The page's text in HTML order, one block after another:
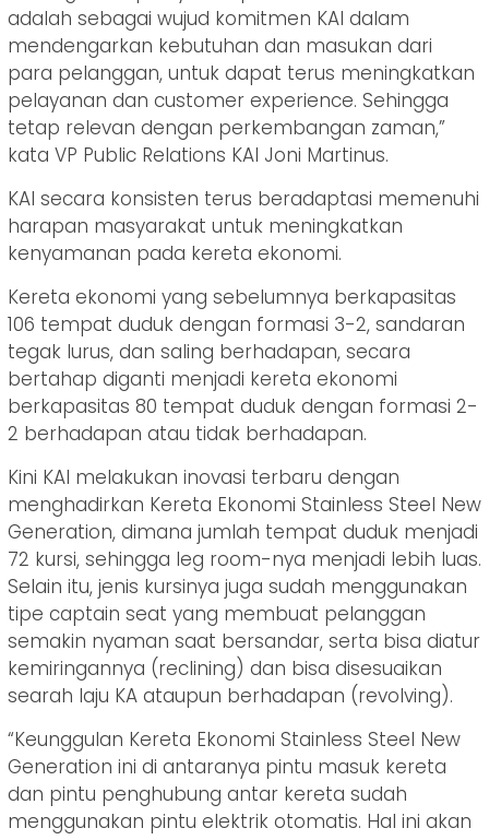
adalah sebagai wujud komitmen KAI dalam
mendengarkan kebutuhan dan masukan dari
para pelanggan, untuk dapat terus meningkatkan
pelayanan dan customer experience. Sehingga
tetap relevan dengan perkembangan zaman,”
kata VP Public Relations KAI Joni Martinus.
KAI secara konsisten terus beradaptasi memenuhi
harapan masyarakat untuk meningkatkan
kenyamanan pada kereta ekonomi.
Kereta ekonomi yang sebelumnya berkapasitas
106 tempat duduk dengan formasi 3-2, sandaran
tegak lurus, dan saling berhadapan, secara
bertahap diganti menjadi kereta ekonomi
berkapasitas 80 tempat duduk dengan formasi 2-
2 berhadapan atau tidak berhadapan.
Kini KAI melakukan inovasi terbaru dengan
menghadirkan Kereta Ekonomi Stainless Steel New
Generation, dimana jumlah tempat duduk menjadi
72 kursi, sehingga leg room-nya menjadi lebih luas.
Selain itu, jenis kursinya juga sudah menggunakan
tipe captain seat yang membuat pelanggan
semakin nyaman saat bersandar, serta bisa diatur
kemiringannya (reclining) dan bisa disesuaikan
searah laju KA ataupun berhadapan (revolving).
“Keunggulan Kereta Ekonomi Stainless Steel New
Generation ini di antaranya pintu masuk kereta
dan pintu penghubung antar kereta sudah
menggunakan pintu elektrik otomatis. Hal ini akan